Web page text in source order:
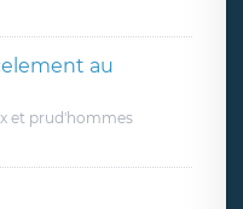
au
et prud'hommes